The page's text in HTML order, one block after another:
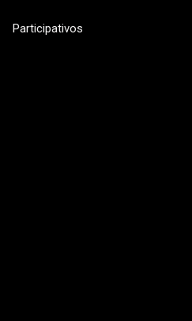
Participativos